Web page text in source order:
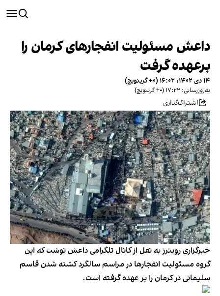
داعش مسئولیت انفجارهای کرمان را
برعهده گرفت
۱۴ دی ۱۴۰۲، ۱۶:۰۲ (‎+۰ گرینویچ)
به‌روزرسانی: ۱۷:۲۲ (‎+۰ گرینویچ)
اشتراک‌گذاری
خبرگزاری رویترز به نقل از کانال تلگرامی داعش نوشت که این
گروه مسئولیت انفجارها در مراسم سالگرد کشته شدن قاسم
سلیمانی در کرمان را بر عهده گرفته است.